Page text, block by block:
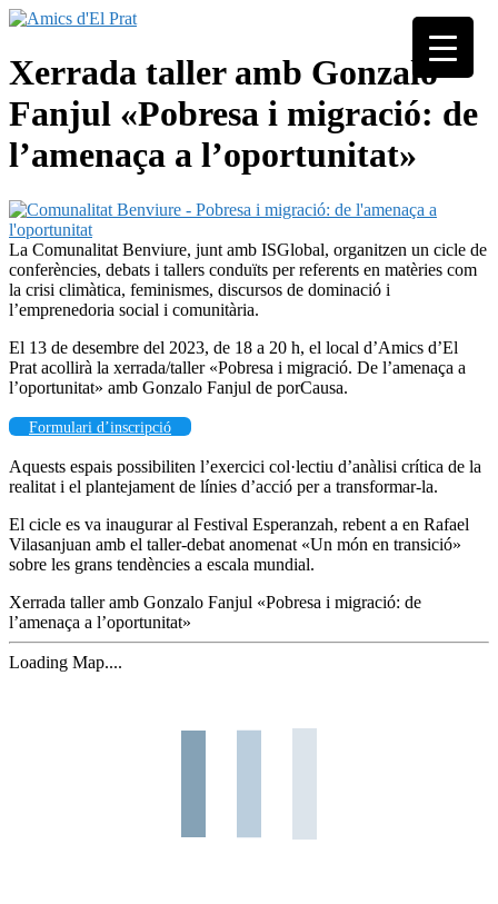
Skip
content
Amics
d'El
Prat
seixantenària
la finalitat de
fer poble des
de la unió de
Xerrada taller amb Gonzalo
Fanjul «Pobresa i migració: de
l’amenaça a l’oportunitat»
La Comunalitat Benviure, junt amb ISGlobal, organitzen un cicle de
conferències, debats i tallers conduïts per referents en matèries com
la crisi climàtica, feminismes, discursos de dominació i
l’emprenedoria social i comunitària.
El 13 de desembre del 2023, de 18 a 20 h, el local d’Amics d’El
Prat acollirà la xerrada/taller «Pobresa i migració. De l’amenaça a
l’oportunitat» amb Gonzalo Fanjul de porCausa.
Formulari d’inscripció
Aquests espais possibiliten l’exercici col·lectiu d’anàlisi crítica de la
realitat i el plantejament de línies d’acció per a transformar-la.
El cicle es va inaugurar al Festival Esperanzah, rebent a en Rafael
Vilasanjuan amb el taller-debat anomenat «Un món en transició»
sobre les grans tendències a escala mundial.
Xerrada taller amb Gonzalo Fanjul «Pobresa i migració: de
l’amenaça a l’oportunitat»
Loading Map....